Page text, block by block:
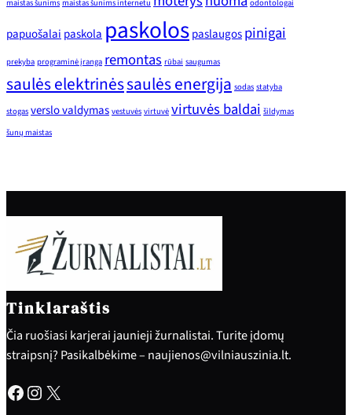
maistas šunims maistas šunims internetu odontologai
papuošalai paskola paskolospaslaugospinigai
prekyba programinė įranga remontas rūbai saugumas
saulės elektrinėssaulės energija sodas statyba
stogas verslo valdymas vestuvės virtuvė virtuvės baldai šildymas
šunų maistas
Tinklaraštis
Čia ruošiasi karjerai jaunieji žurnalistai. Turite įdomų
straipsnį? Pasikalbėkime – naujienos@vilniauszinia.lt.
Facebook Instagram X